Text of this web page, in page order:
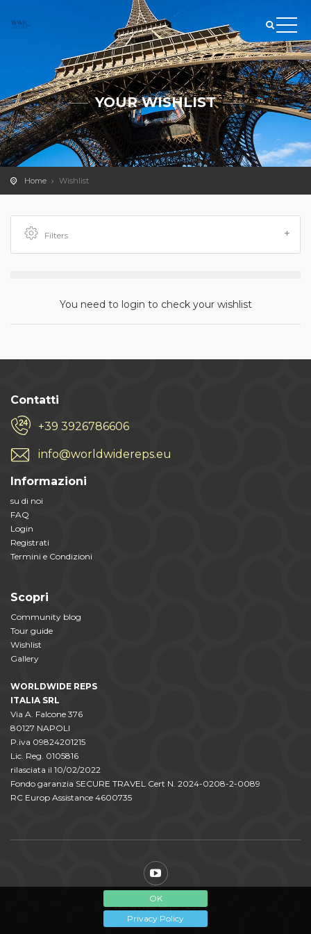
OK
Privacy Policy
YOUR WISHLIST
Home Wishlist
Filters
You need to login to check your wishlist
Contatti
+39 3926786606
info@worldwidereps.eu
Informazioni
su di noi
FAQ
Login
Registrati
Termini e Condizioni
Scopri
Community blog
Tour guide
Wishlist
Gallery
WORLDWIDE REPS
ITALIA SRL
Via A. Falcone 376
80127 NAPOLI
P.iva 09824201215
Lic. Reg. 0105816
rilasciata il 10/02/2022
Fondo garanzia SECURE TRAVEL Cert N. 2024-0208-2-0089
RC Europ Assistance 4600735
© WorldWide Reps - 2024